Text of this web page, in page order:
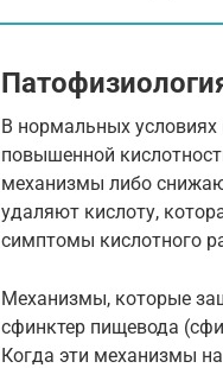
В нормальных условиях
повышенной
механизмы либо
удаляют кислоту,
симптомы кислотного
Механизмы, которые
сфинктер пищевода
Когда эти механизмы